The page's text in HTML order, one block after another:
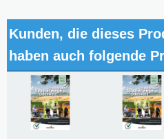
Kunden, die dieses
haben auch folgende